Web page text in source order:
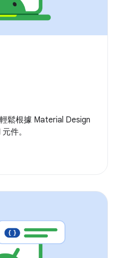
鬆根據 Material Design
件。